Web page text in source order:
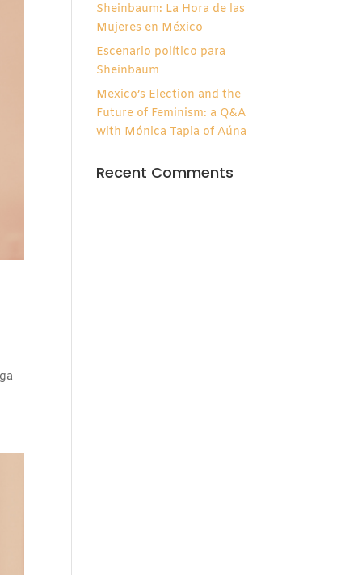
Sheinbaum: La Hora de las
Mujeres en México
Escenario político para
Sheinbaum
Mexico’s Election and the
Future of Feminism: a Q&A
with Mónica Tapia of Aúna
Recent Comments